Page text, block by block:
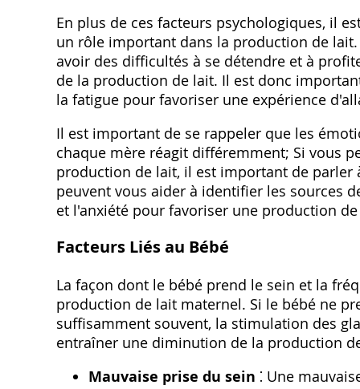
En plus de ces facteurs psychologiques, il
un rôle important dans la production de
avoir des difficultés à se détendre et à
de la production de lait. Il est donc
la fatigue pour favoriser une expérience
Il est important de se rappeler que les
chaque mère réagit différemment; Si vous
production de lait, il est important de parler
peuvent vous aider à identifier les sources
et l'anxiété pour favoriser une production
Facteurs Liés au Bébé
La façon dont le bébé prend le sein et la
production de lait maternel. Si le bébé ne
suffisamment souvent, la stimulation des
entraîner une diminution de la production
Mauvaise prise du sein ⁚ Une